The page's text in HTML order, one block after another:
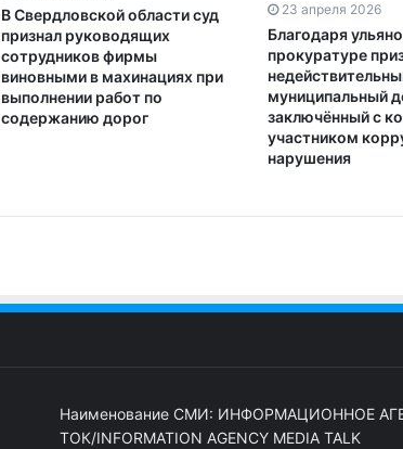
В Свердловской области суд
признал руководящих
сотрудников фирмы
виновными в махинациях при
выполнении работ по
содержанию дорог
23 апреля 2026
Благодаря
прокуратуре
муниципальный
заключённый с
участником
нарушения
Наименование СМИ: ИНФОРМАЦИОННОЕ
ТОК/INFORMATION AGENCY MEDIA TALK